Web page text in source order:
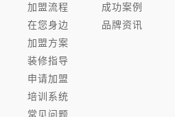
加盟流程
在您身边
加盟方案
装修指导
申请加盟
培训系统
常见问题
成功案例
品牌资讯